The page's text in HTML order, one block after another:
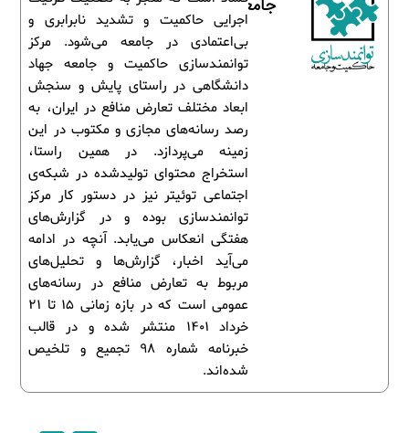
اجرایی حاکمیت و تشدید نابرابری و
بی‌اعتمادی در جامعه می‌شود. مرکز
توانمندسازی حاکمیت و جامعه جهاد
دانشگاهی در راستای پایش و سنجش
ابعاد مختلف تعارض منافع در ایران، به
رصد رسانه‌های مجازی و مکتوب در این
زمینه می‌پردازد. در همین راستا،
استخراج محتوای تولیدشده در شبکه‌ی
اجتماعی توئیتر نیز در دستور کار مرکز
توانمندسازی بوده و در گزارش‌های
هفتگی انعکاس می‌یابد. آنچه در ادامه
می‌آید اخبار، گزارش‌ها و تحلیل‌های
مربوط به تعارض منافع در رسانه‌های
عمومی است که در بازه زمانی 15 تا 21
خرداد 1401 منتشر شده و در قالب
خبرنامه شماره 98 تجمیع و تلخیص
شده‌اند.
جامعه